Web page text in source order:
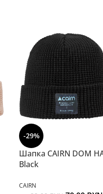
-29%
Шапка CAIRN DOM
Black
CAIRN